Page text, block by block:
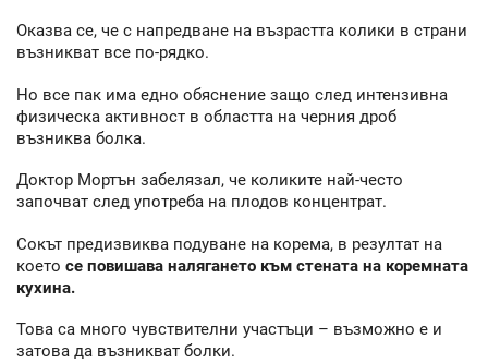
Оказва се, че с напредване на възрастта колики в страни
възникват все по-рядко.
Но все пак има едно обяснение защо след интензивна
физическа активност в областта на черния дроб
възниква болка.
Доктор Мортън забелязал, че коликите най-често
започват след употреба на плодов концентрат.
Сокът предизвиква подуване на корема, в резултат на
което се повишава налягането към стената на коремната
кухина.
Това са много чувствителни участъци – възможно е и
затова да възникват болки.